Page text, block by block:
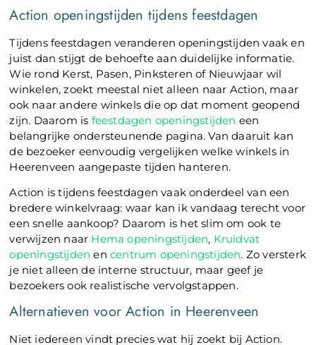
Action openingstijden tijdens feestdagen
Tijdens feestdagen veranderen openingstijden vaak en
juist dan stijgt de behoefte aan duidelijke informatie.
Wie rond Kerst, Pasen, Pinksteren of Nieuwjaar wil
winkelen, zoekt meestal niet alleen naar Action, maar
ook naar andere winkels die op dat moment geopend
zijn. Daarom is feestdagen openingstijden een
belangrijke ondersteunende pagina. Van daaruit kan
de bezoeker eenvoudig vergelijken welke winkels in
Heerenveen aangepaste tijden hanteren.
Action is tijdens feestdagen vaak onderdeel van een
bredere winkelvraag: waar kan ik vandaag terecht voor
een snelle aankoop? Daarom is het slim om ook te
verwijzen naar Hema openingstijden, Kruidvat
openingstijden encentrum openingstijden. Zo versterk
je niet alleen de interne structuur, maar geef je
bezoekers ook realistische vervolgstappen.
Alternatieven voor Action in Heerenveen
Niet iedereen vindt precies wat hij zoekt bij Action.